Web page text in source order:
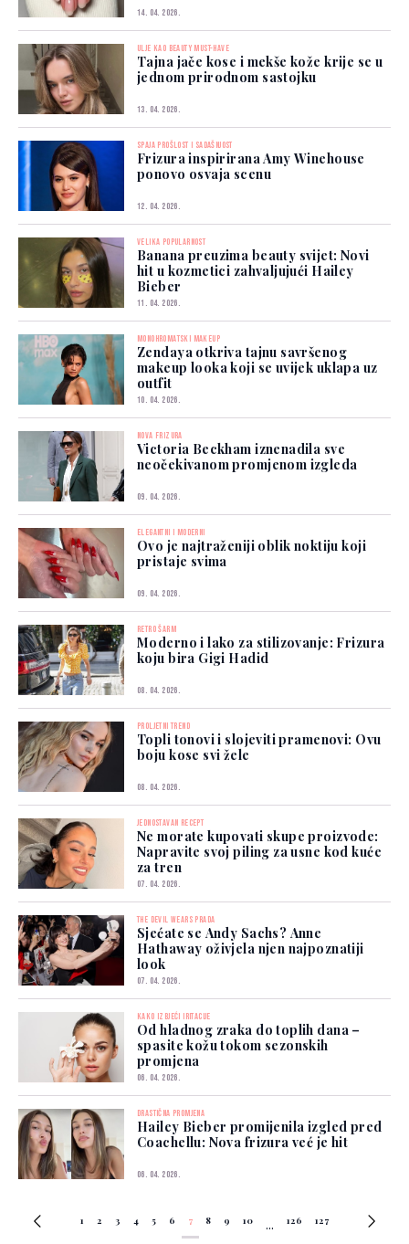
14. 04. 2026.
ULJE KAO BEAUTY MUST-HAVE
Tajna jače kose i mekše kože krije se u
jednom prirodnom sastojku
13. 04. 2026.
SPAJA PROŠLOST I SADAŠNJOST
Frizura inspirirana Amy Winehouse
ponovo osvaja scenu
12. 04. 2026.
VELIKA POPULARNOST
Banana preuzima beauty svijet: Novi
hit u kozmetici zahvaljujući Hailey
Bieber
11. 04. 2026.
MONOHROMATSKI MAKEUP
Zendaya otkriva tajnu savršenog
makeup looka koji se uvijek uklapa uz
outfit
10. 04. 2026.
NOVA FRIZURA
Victoria Beckham iznenadila sve
neočekivanom promjenom izgleda
09. 04. 2026.
ELEGANTNI I MODERNI
Ovo je najtraženiji oblik noktiju koji
pristaje svima
09. 04. 2026.
RETRO ŠARM
Moderno i lako za stilizovanje: Frizura
koju bira Gigi Hadid
08. 04. 2026.
PROLJETNI TREND
Topli tonovi i slojeviti pramenovi: Ovu
boju kose svi žele
08. 04. 2026.
JEDNOSTAVAN RECEPT
Ne morate kupovati skupe proizvode:
Napravite svoj piling za usne kod kuće
za tren
07. 04. 2026.
THE DEVIL WEARS PRADA
Sjećate se Andy Sachs? Anne
Hathaway oživjela njen najpoznatiji
look
07. 04. 2026.
KAKO IZBJEĆI IRITACIJE
Od hladnog zraka do toplih dana –
spasite kožu tokom sezonskih
promjena
06. 04. 2026.
DRASTIČNA PROMJENA
Hailey Bieber promijenila izgled pred
Coachellu: Nova frizura već je hit
06. 04. 2026.
1 2 3 4 5 6 7 8 9 10 ... 126 127